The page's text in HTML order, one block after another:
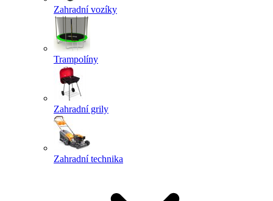
Zahradní vozíky
Trampolíny
Zahradní grily
Zahradní technika